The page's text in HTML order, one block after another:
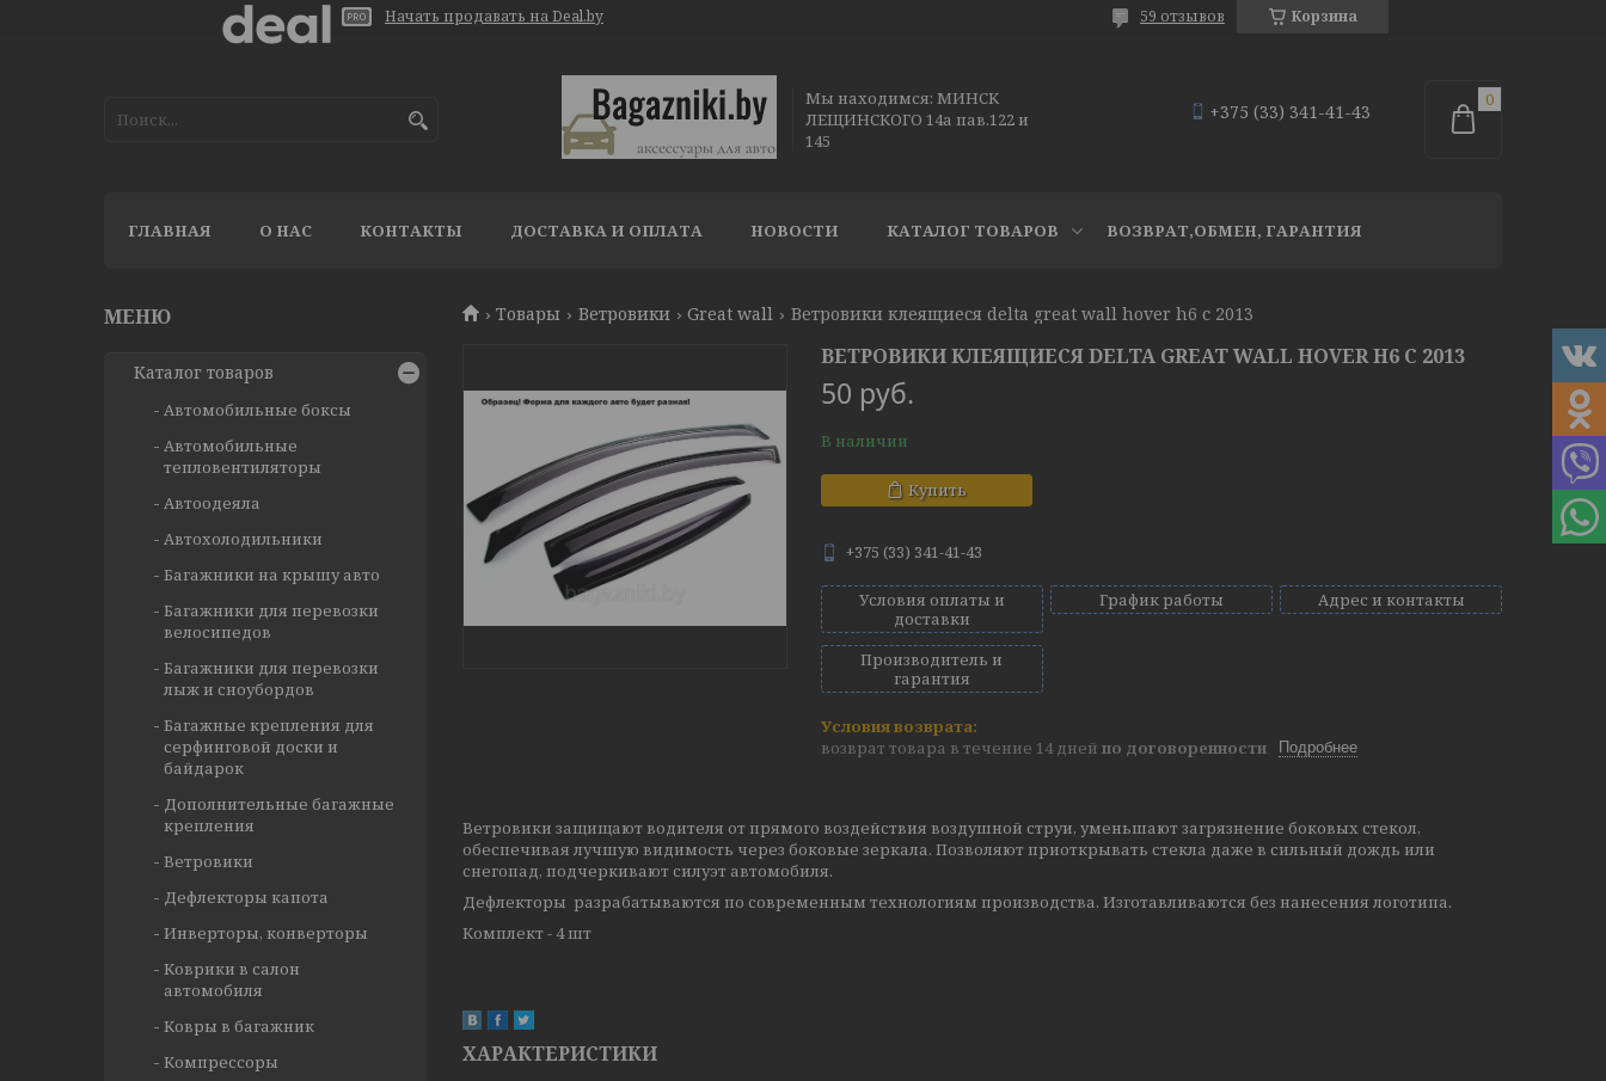
Начать продавать на Deal.by Корзина
59 отзывов
Мы находимся: МИНСК
ЛЕЩИНСКОГО 14а пав.122 и
145
+375 (33) 341-41-43
ГЛАВНАЯ О НАС КОНТАКТЫ ДОСТАВКА И ОПЛАТА НОВОСТИ КАТАЛОГ ТОВАРОВ ВОЗВРАТ,ОБМЕН, ГАРАНТИЯ
Товары Ветровики Great wall Ветровики клеящиеся delta great wall hover h6 с 2013
ВЕТРОВИКИ КЛЕЯЩИЕСЯ DELTA GREAT WALL HOVER H6 С 2013
50 руб.
В наличии
Купить
+375 (33) 341-41-43
Условия оплаты и
доставки
График работы Адрес и контакты
Производитель и
гарантия
возврат товара в течение 14 дней по договоренности Подробнее
Ветровики защищают водителя от прямого воздействия воздушной струи, уменьшают загрязнение боковых стекол,
обеспечивая лучшую видимость через боковые зеркала. Позволяют приоткрывать стекла даже в сильный дождь или
снегопад, подчеркивают силуэт автомобиля.
Дефлекторы разрабатываются по современным технологиям производства. Изготавливаются без нанесения логотипа.
Комплект - 4 шт
ХАРАКТЕРИСТИКИ
Каталог товаров
Автомобильные боксы
Автомобильные
тепловентиляторы
Автоодеяла
Автохолодильники
Багажники на крышу авто
Багажники для перевозки
велосипедов
Багажники для перевозки
лыж и сноубордов
Багажные крепления для
серфинговой доски и
байдарок
Дополнительные багажные
крепления
Ветровики
Дефлекторы капота
Инверторы, конверторы
Коврики в салон
автомобиля
Ковры в багажник
Компрессоры